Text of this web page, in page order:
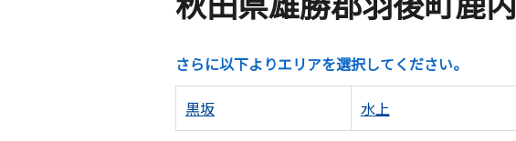
さらに以下よりエリアを選択してください。
黒坂 水上